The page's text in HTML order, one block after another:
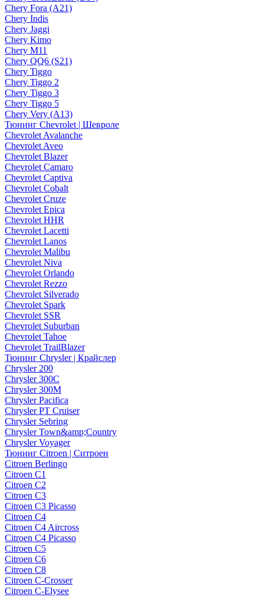
Chery Fora (A21)
Chery Indis
Chery Jaggi
Chery Kimo
Chery M11
Chery QQ6 (S21)
Chery Tiggo
Chery Tiggo 2
Chery Tiggo 3
Chery Tiggo 5
Chery Very (A13)
Тюнинг Chevrolet | Шевроле
Chevrolet Avalanche
Chevrolet Aveo
Chevrolet Blazer
Chevrolet Camaro
Chevrolet Captiva
Chevrolet Cobalt
Chevrolet Cruze
Chevrolet Epica
Chevrolet HHR
Chevrolet Lacetti
Chevrolet Lanos
Chevrolet Malibu
Chevrolet Niva
Chevrolet Orlando
Chevrolet Rezzo
Chevrolet Silverado
Chevrolet Spark
Chevrolet SSR
Chevrolet Suburban
Chevrolet Tahoe
Chevrolet TrailBlazer
Тюнинг Chrysler | Крайслер
Chrysler 200
Chrysler 300C
Chrysler 300M
Chrysler Pacifica
Chrysler PT Cruiser
Chrysler Sebring
Chrysler Town&amp;Country
Chrysler Voyager
Тюнинг Citroen | Ситроен
Citroen Berlingo
Citroen C1
Citroen C2
Citroen C3
Citroen C3 Picasso
Citroen C4
Citroen C4 Aircross
Citroen C4 Picasso
Citroen C5
Citroen C6
Citroen C8
Citroen C-Crosser
Citroen C-Elysee